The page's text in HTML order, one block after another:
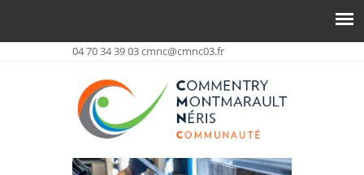
04 70 34 39 03cmnc@cmnc03.fr